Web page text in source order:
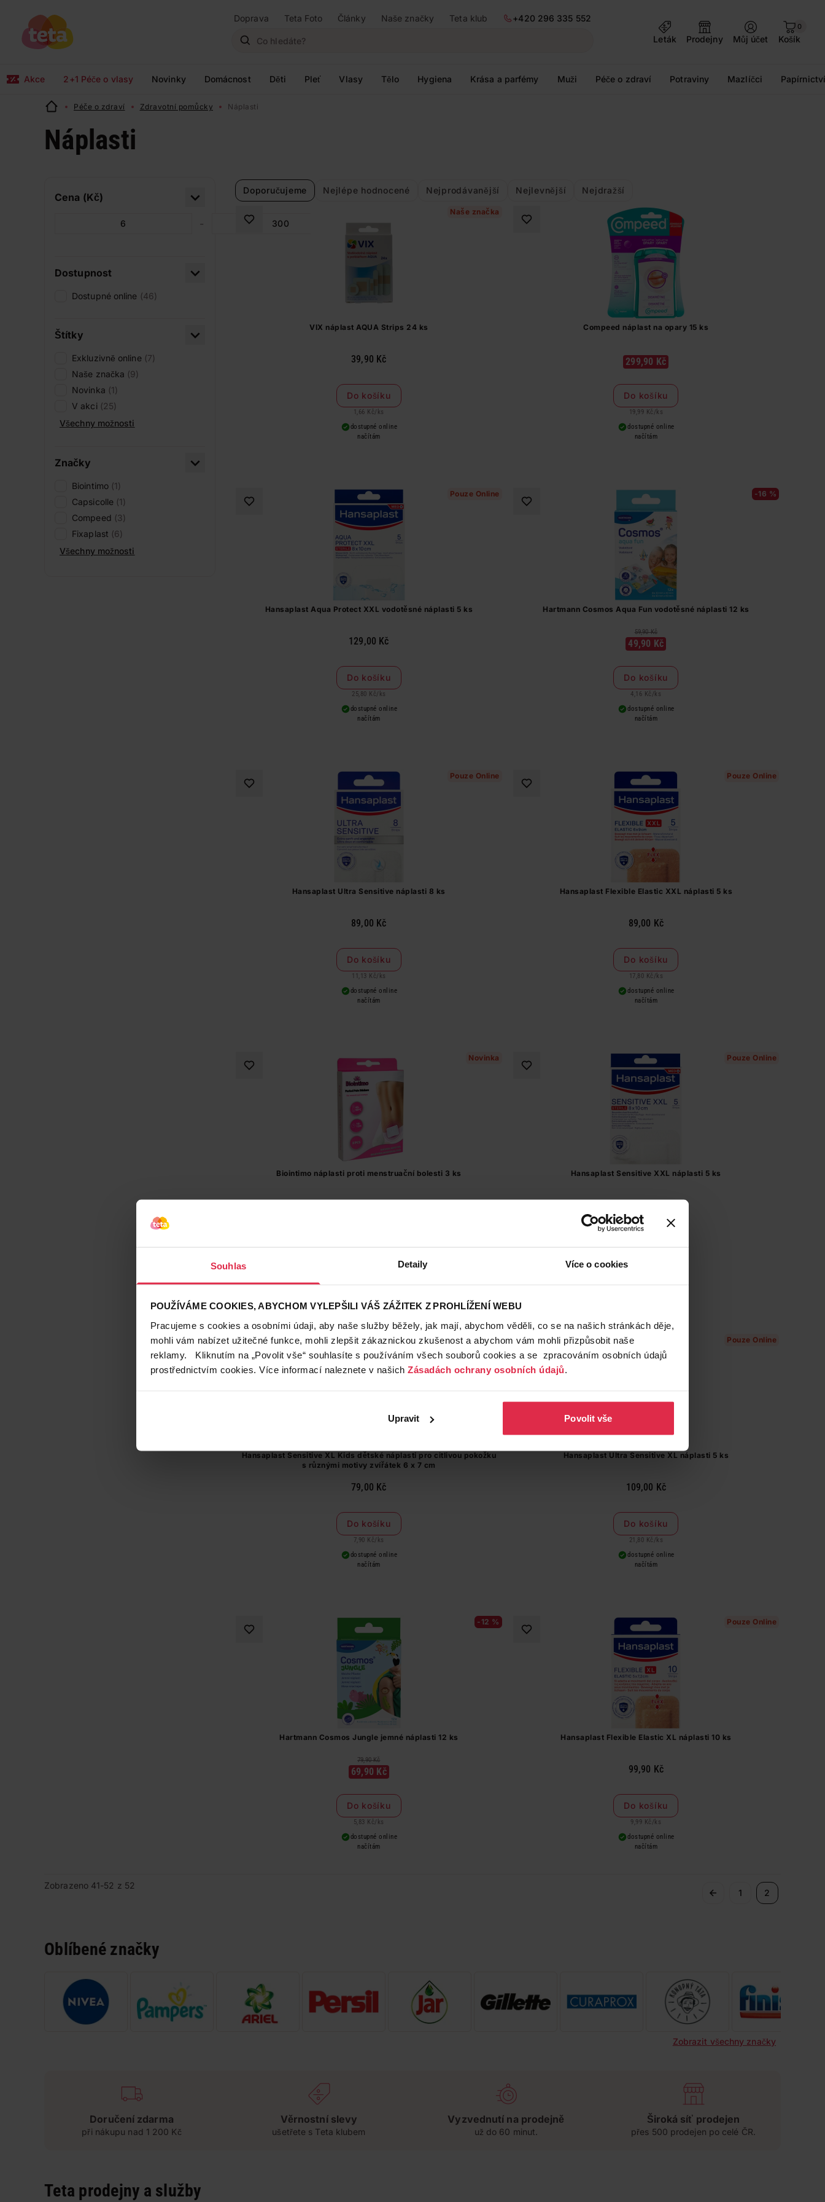
Souhlas Detaily Více o cookies
POUŽÍVÁME COOKIES, ABYCHOM VYLEPŠILI VÁŠ ZÁŽITEK Z PROHLÍŽENÍ WEBU
Pracujeme s cookies a osobními údaji, aby naše služby běžely, jak mají, abychom věděli, co se na našich stránkách děje,
mohli vám nabízet užitečné funkce, mohli zlepšit zákaznickou zkušenost a abychom vám mohli přizpůsobit naše
reklamy. Kliknutím na „Povolit vše“ souhlasíte s používáním všech souborů cookies a se zpracováním osobních údajů
prostřednictvím cookies. Více informací naleznete v našich Zásadách ochrany osobních údajů.
Upravit Povolit vše
Doprava Teta Foto Články Naše značky Teta klub
+420 296 335 552
Leták
Prodejny Můj účet
0
Košík
Akce 2+1 Péče o vlasy Novinky Domácnost Děti Pleť Vlasy Tělo Hygiena Krása a parfémy Muži Péče o zdraví Potraviny Mazlíčci
Péče o zdraví Zdravotní pomůcky Náplasti
Náplasti
Cena (Kč)
-
Dostupnost
Dostupné online (46)
Štítky
Exkluzivně online (7)
Naše značka (9)
Novinka (1)
V akci (25)
Všechny možnosti
Značky
Biointimo (1)
Capsicolle (1)
Compeed (3)
Fixaplast (6)
Všechny možnosti
Doporučujeme Nejlépe hodnocené Nejprodávanější Nejlevnější Nejdražší
Naše značka
VIX náplast AQUA Strips 24 ks
39,90 Kč
Do košíku
1,66 Kč/ ks
dostupné online
načítám
Compeed náplast na opary 15 ks
299,90 Kč
Do košíku
19,99 Kč / ks
dostupné online
načítám
Pouze Online
Hansaplast Aqua Protect XXL vodotěsné náplasti 5 ks
129,00 Kč
Do košíku
25,80 Kč/ ks
dostupné online
načítám
-16 %
Hartmann Cosmos Aqua Fun vodotěsné náplasti 12 ks
59,90 Kč
49,90 Kč
Do košíku
4,16 Kč / ks
dostupné online
načítám
Pouze Online
Hansaplast Ultra Sensitive náplasti 8 ks
89,00 Kč
Do košíku
11,13 Kč/ ks
dostupné online
načítám
Pouze Online
Hansaplast Flexible Elastic XXL náplasti 5 ks
89,00 Kč
Do košíku
17,80 Kč / ks
dostupné online
načítám
Novinka
Biointimo náplasti proti menstruační bolesti 3 ks
Pouze Online
Hansaplast Sensitive XXL náplasti 5 ks
Pouze Online
Hansaplast Sensitive XL Kids dětské náplasti pro citlivou pokožku
s různými motivy zvířátek 6 x 7 cm
79,00 Kč
Do košíku
7,90 Kč/ ks
dostupné online
načítám
Pouze Online
Hansaplast Ultra Sensitive XL náplasti 5 ks
109,00 Kč
Do košíku
21,80 Kč / ks
dostupné online
načítám
-12 %
Hartmann Cosmos Jungle jemné náplasti 12 ks
79,90 Kč
69,90 Kč
Do košíku
5,83 Kč/ ks
dostupné online
načítám
Pouze Online
Hansaplast Flexible Elastic XL náplasti 10 ks
99,90 Kč
Do košíku
9,99 Kč / ks
dostupné online
načítám
Zobrazeno 41-52 z 52
1 2
Oblíbené značky
Zobrazit všechny značky
Doručení zdarma
při nákupu nad 1 200 Kč
Věrnostní slevy
ušetřete s Teta klubem
Vyzvednutí na prodejně
už do 60 minut.
Široká síť prodejen
přes 500 prodejen po celé ČR.
Teta prodejny a služby